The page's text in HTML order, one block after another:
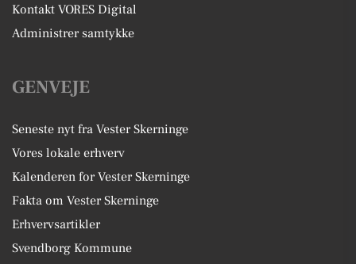
Kontakt VORES Digital
Administrer samtykke
GENVEJE
Seneste nyt fra Vester Skerninge
Vores lokale erhverv
Kalenderen for Vester Skerninge
Fakta om Vester Skerninge
Erhvervsartikler
Svendborg Kommune